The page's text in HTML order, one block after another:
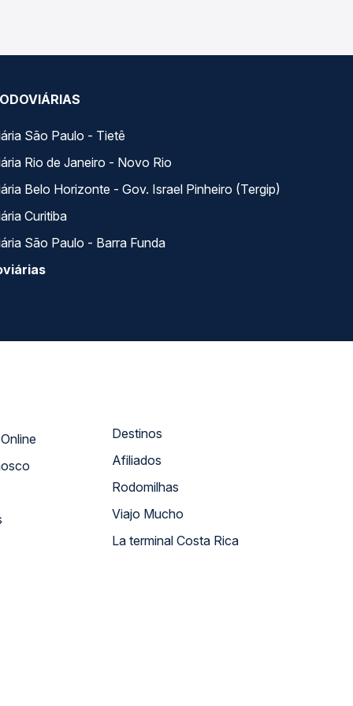
São Paulo - Tietê
Rio de Janeiro - Novo Rio
Belo Horizonte - Gov. Israel Pinheiro (Tergip)
Curitiba
São Paulo - Barra Funda
Atendimento Online
Destinos
Afiliados
Rodomilhas
Viajo Mucho
La terminal Costa Rica